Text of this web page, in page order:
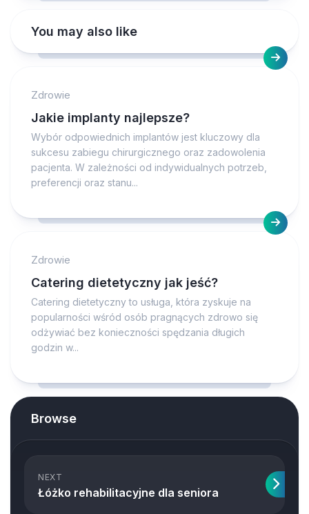
You may also like
Zdrowie
Jakie implanty najlepsze?
Wybór odpowiednich implantów jest kluczowy dla
sukcesu zabiegu chirurgicznego oraz zadowolenia
pacjenta. W zależności od indywidualnych potrzeb,
preferencji oraz stanu...
Zdrowie
Catering dietetyczny jak jeść?
Catering dietetyczny to usługa, która zyskuje na
popularności wśród osób pragnących zdrowo się
odżywiać bez konieczności spędzania długich
godzin w...
Browse
NEXT
Łóżko rehabilitacyjne dla seniora